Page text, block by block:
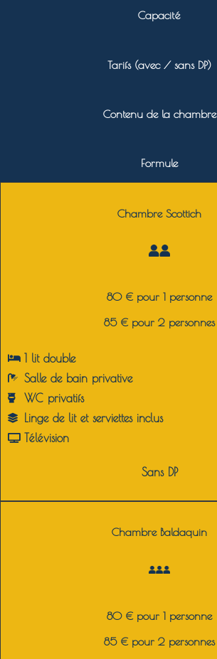
Capacité
Tarifs (avec / sans DP)
Contenu de la chambre
Formule
Chambre Scottich
80 € pour 1 personne
85 € pour 2 personnes
1 lit double
Salle de bain privative
WC privatifs
Linge de lit et serviettes inclus
Télévision
Sans DP
Chambre Baldaquin
80 € pour 1 personne
85 € pour 2 personnes